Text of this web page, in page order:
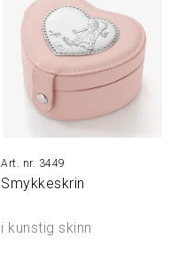
3449
Smykkeskrin
i kunstig skinn